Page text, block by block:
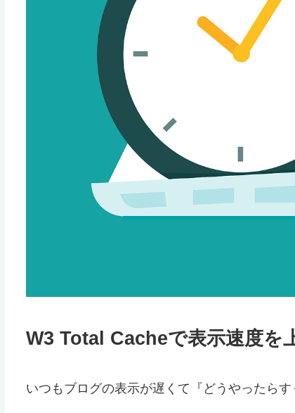
W3 Total Cacheで表示速度を
いつもブログの表示が遅くて『どうやったら